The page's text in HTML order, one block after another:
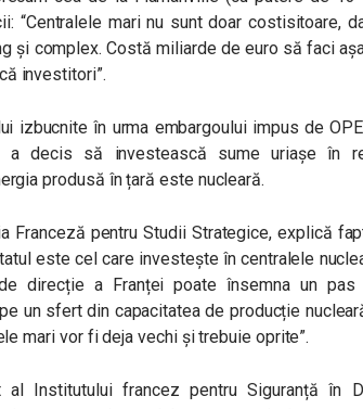
“Centralele mari nu sunt doar costisitoare,
și complex. Costă miliarde de euro să faci
investitori”.
izbucnite în urma embargoului impus de
a decis să investească sume uriașe în
produsă în țară este nucleară.
Franceză pentru Studii Strategice, explică
este cel care investește în centralele
direcție a Franței poate însemna un pas
un sfert din capacitatea de producție
mari vor fi deja vechi și trebuie oprite”.
al Institutului francez pentru Siguranță în